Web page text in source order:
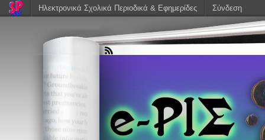
Ηλεκτρονικά Σχολικά Περιοδικά & Εφημερίδες Σύνδεση